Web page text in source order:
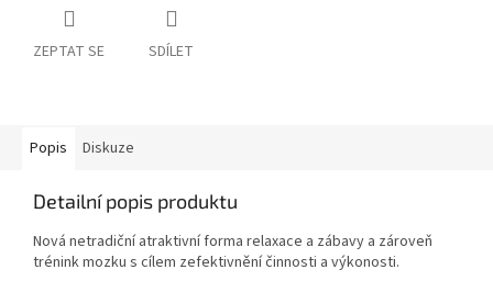
ZEPTAT SE SDÍLET
Popis Diskuze
Detailní popis produktu
Nová netradiční atraktivní forma relaxace a zábavy a zároveň
trénink mozku s cílem zefektivnění činnosti a výkonosti.